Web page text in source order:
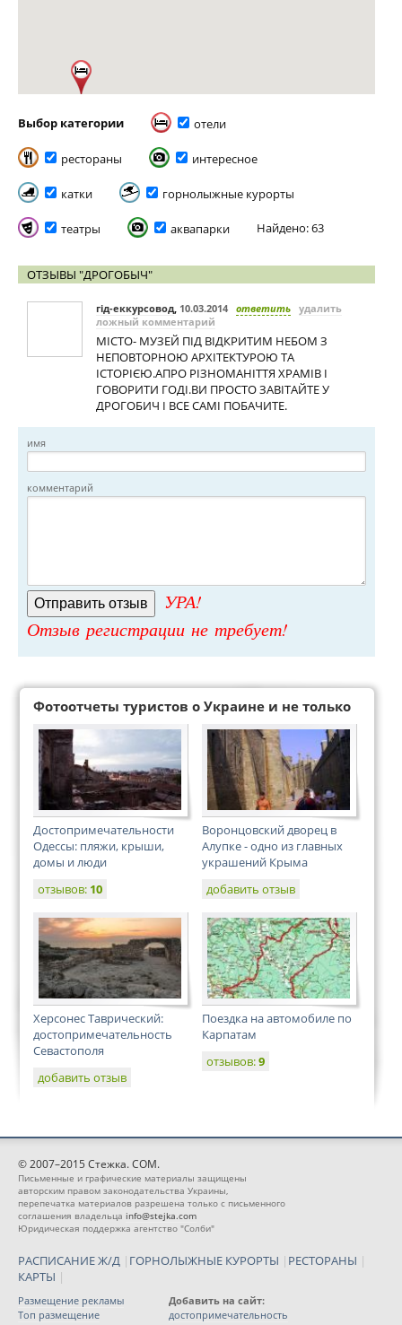
Выбор категории отели
рестораны интересное
катки горнолыжные курорты
театры аквапарки Найдено: 63
ОТЗЫВЫ "ДРОГОБЫЧ"
гід-еккурсовод, 10.03.2014 ответить удалить
ложный комментарий
МІСТО- МУЗЕЙ ПІД ВІДКРИТИМ НЕБОМ З
НЕПОВТОРНОЮ АРХІТЕКТУРОЮ ТА
ІСТОРІЄЮ.АПРО РІЗНОМАНІТТЯ ХРАМІВ І
ГОВОРИТИ ГОДІ.ВИ ПРОСТО ЗАВІТАЙТЕ У
ДРОГОБИЧ І ВСЕ САМІ ПОБАЧИТЕ.
имя
комментарий
УРА!
Отзыв регистрации не требует!
Фотоотчеты туристов о Украине и не только
Достопримечательности
Одессы: пляжи, крыши,
домы и люди
отзывов: 10
Воронцовский дворец в
Алупке - одно из главных
украшений Крыма
добавить отзыв
Херсонес Таврический:
достопримечательность
Севастополя
добавить отзыв
Поездка на автомобиле по
Карпатам
отзывов:9
© 2007–2015 Стежка. COM.
Письменные и графические материалы защищены
авторским правом законодательства Украины,
перепечатка материалов разрешена только с письменного
соглашения владельца info@stejka.com
Юридическая поддержка агентство "Солби"
РАСПИСАНИЕ Ж/Д | ГОРНОЛЫЖНЫЕ КУРОРТЫ | РЕСТОРАНЫ |
КАРТЫ |
Размещение рекламы
Топ размещение
Добавить на сайт:
достопримечательность